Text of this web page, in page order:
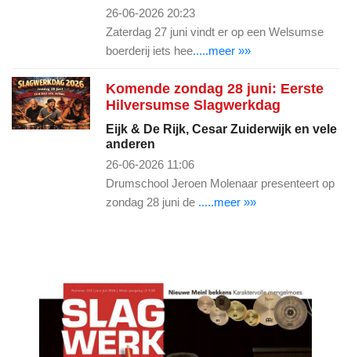
26-06-2026 20:23
Zaterdag 27 juni vindt er op een Welsumse
boerderij iets hee.....meer »»
Komende zondag 28 juni: Eerste
Hilversumse Slagwerkdag
Eijk & De Rijk, Cesar Zuiderwijk en vele
anderen
26-06-2026 11:06
Drumschool Jeroen Molenaar presenteert op
zondag 28 juni de .....meer »»